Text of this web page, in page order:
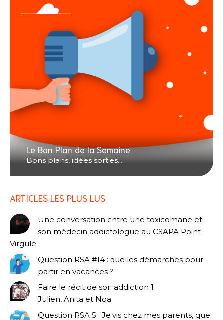
Le Bon Plan de la Semaine
Bons plans, idées sorties...
ARTICLES LES PLUS LUS
Une conversation entre une toxicomane et
son médecin addictologue au CSAPA Point-
Virgule
Question RSA #14 : quelles démarches pour
partir en vacances ?
Faire le récit de son addiction 1
Julien, Anita et Noa
Question RSA 5 : Je vis chez mes parents, que